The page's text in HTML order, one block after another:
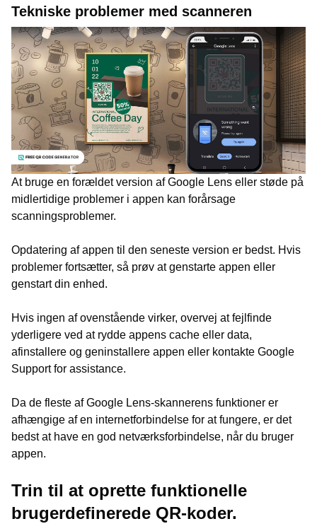
Tekniske problemer med scanneren
At bruge en forældet version af Google Lens eller støde på
midlertidige problemer i appen kan forårsage
scanningsproblemer.
Opdatering af appen til den seneste version er bedst. Hvis
problemer fortsætter, så prøv at genstarte appen eller
genstart din enhed.
Hvis ingen af ovenstående virker, overvej at fejlfinde
yderligere ved at rydde appens cache eller data,
afinstallere og geninstallere appen eller kontakte Google
Support for assistance.
Da de fleste af Google Lens-skannerens funktioner er
afhængige af en internetforbindelse for at fungere, er det
bedst at have en god netværksforbindelse, når du bruger
appen.
Trin til at oprette funktionelle
brugerdefinerede QR-koder.